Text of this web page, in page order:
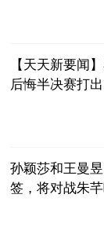
【天天新要闻
后悔半决赛打
孙颖莎和王曼
签，将对战朱